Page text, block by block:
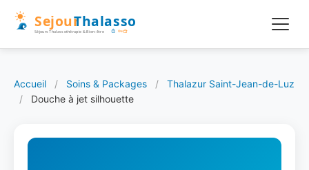
Accueil / Soins & Packages /
Thalazur Saint-Jean-de-Luz
/
Douche à jet silhouette